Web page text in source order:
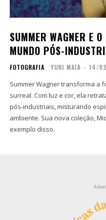
Contato
Zine
Autores
Contato
Filmes
Sobre
Blog
Contato
Zine
Autores
Contato
Filmes
Sobre
Blog
SUMMER WAGNER E
MUNDO PÓS-
FOTOGRAFIA YURI MAIA - 14/
Summer Wagner transforma a
surreal. Com luz e cor, ela
pós-industriais, misturando
ambiente. Sua nova coleção,
exemplo disso.